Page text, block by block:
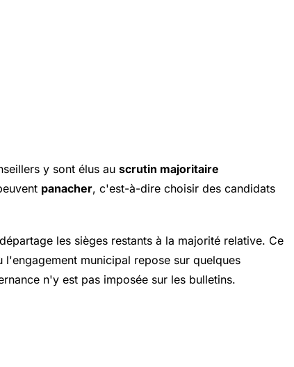
y sont élus au scrutin majoritaire
panacher, c'est-à-dire choisir des candidats
les sièges restants à la majorité relative. Ce
municipal repose sur quelques
n'y est pas imposée sur les bulletins.